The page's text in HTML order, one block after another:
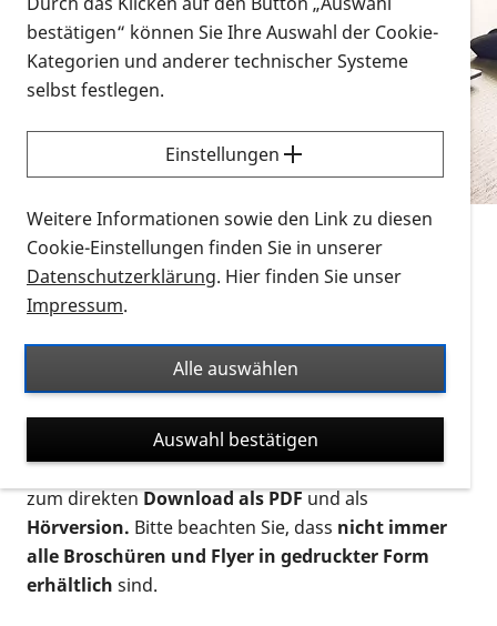
Alle Infomaterialien in verschiedenen
Formaten an einem Ort
Sie möchten wissen, wie Sie nach Infonmaterial
suchen und dieses bestellen bzw. herunterladen
können? Schauen Sie sich dieErklärvideos zum
Thema Infomaterial auf der PRO RETINA-Website
für blinde und sehbehinderte Menschen an.
Auf dieser Seite finden Sie sämtliches Infomaterial
Ort. Nutzen Sie den Formatfilter, um ausschließlich
nach Flyern und Broschüren, Audios oder Videos zu
suchen. Die meisten Flyer und Broschüren werden in
verschiedenen Formaten angeboten: zur
postalischen Bestellung als gedruckte Variante
zum direktenDownload als PDFund als
Hörversion. Bitte beachten Sie, dass nicht immer
alle Broschüren und Flyer in gedruckter Form
erhältlich sind.
bestätigen“ können Sie Ihre Auswahl der Cookie-
Kategorien und anderer technischer Systeme
selbst festlegen.
Einstellungen
Weitere Informationen sowie den Link zu diesen
Cookie-Einstellungen finden Sie in unserer
Datenschutzerklärung. Hier finden Sie unser
Impressum.
Alle auswählen
Auswahl bestätigen